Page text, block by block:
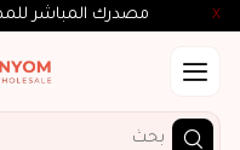
مصدرك المباشر X